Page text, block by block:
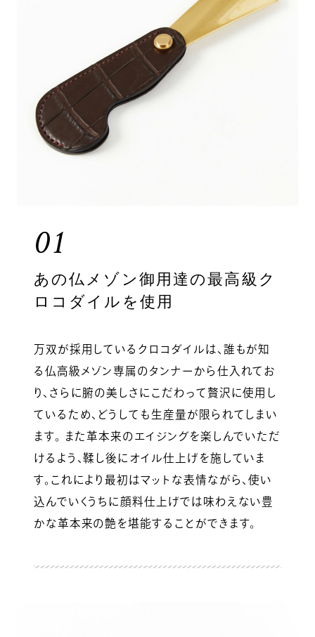
01
あの仏メゾン御用達の最高級ク
ロコダイルを使用
万双が採用しているクロコダイルは、誰もが知
る仏高級メゾン専属のタンナーから仕入れてお
り、さらに腑の美しさにこだわって贅沢に使用し
ているため、どうしても生産量が限られてしまい
ます。 また革本来のエイジングを楽しんでいただ
けるよう、鞣し後にオイル仕上げを施していま
す。これにより最初はマットな表情ながら、使い
込んでいくうちに顔料仕上げでは味わえない豊
かな革本来の艶を堪能することができます。